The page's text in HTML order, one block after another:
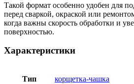
Такой формат особенно удобен для
перед сваркой, окраской или
когда важны скорость обработки и
поверхностью.
Характеристики
Тип корщетка-чашка